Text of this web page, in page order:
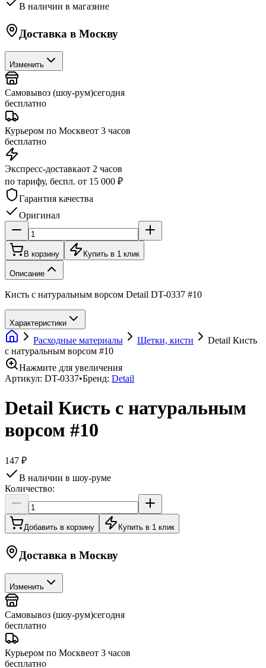
В наличии в магазине
Доставка в Москву
Изменить
Самовывоз (шоу-рум)сегодня
бесплатно
Курьером по Москвеот 3 часов
бесплатно
Экспресс-доставкаот 2 часов
по тарифу, беспл. от 15 000 ₽
Гарантия качества
Оригинал
В корзину Купить в 1 клик
Описание
Кисть с натуральным ворсом Detail DT-0337 #10
Характеристики
Расходные материалы Щетки, кисти
Detail Кисть
с натуральным ворсом #10
Нажмите для увеличения
Артикул: DT-0337•Бренд: Detail
Detail Кисть с натуральным
ворсом #10
147 ₽
В наличии в шоу-руме
Количество:
Добавить в корзину Купить в 1 клик
Доставка в Москву
Изменить
Самовывоз (шоу-рум)сегодня
бесплатно
Курьером по Москвеот 3 часов
бесплатно